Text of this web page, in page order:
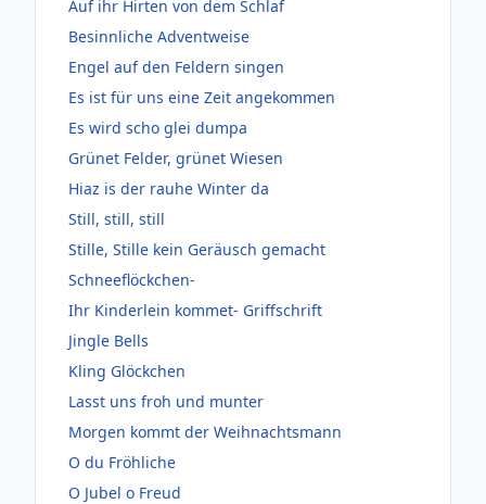
Auf ihr Hirten von dem Schlaf
Besinnliche Adventweise
Engel auf den Feldern singen
Es ist für uns eine Zeit angekommen
Es wird scho glei dumpa
Grünet Felder, grünet Wiesen
Hiaz is der rauhe Winter da
Still, still, still
Stille, Stille kein Geräusch gemacht
Schneeflöckchen-
Ihr Kinderlein kommet- Griffschrift
Jingle Bells
Kling Glöckchen
Lasst uns froh und munter
Morgen kommt der Weihnachtsmann
O du Fröhliche
O Jubel o Freud